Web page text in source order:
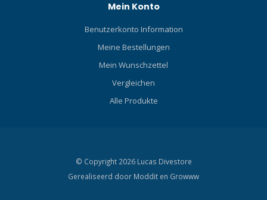
Mein Konto
Benutzerkonto Information
Meine Bestellungen
Mein Wunschzettel
Vergleichen
Alle Produkte
© Copyright 2026 Lucas Divestore
Gerealiseerd door Moddit en Growww